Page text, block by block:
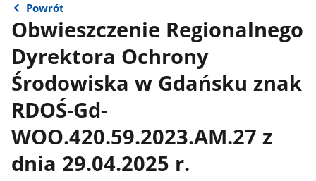
Powrót
Obwieszczenie Regionalnego
Dyrektora Ochrony
Środowiska w Gdańsku znak
RDOŚ-Gd-
WOO.420.59.2023.AM.27 z
dnia 29.04.2025 r.